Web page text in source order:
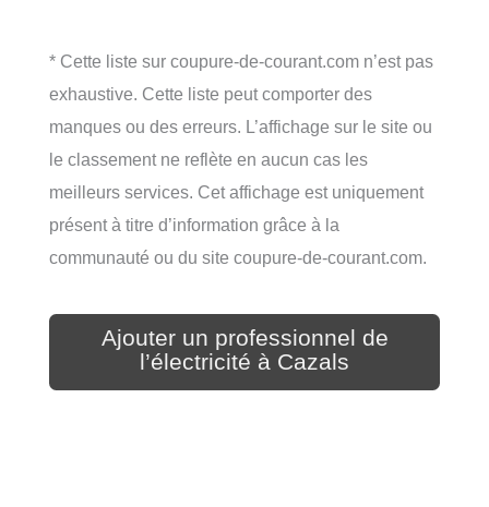
* Cette liste sur coupure-de-courant.com n’est pas
exhaustive. Cette liste peut comporter des
manques ou des erreurs. L’affichage sur le site ou
le classement ne reflète en aucun cas les
meilleurs services. Cet affichage est uniquement
présent à titre d’information grâce à la
communauté ou du site coupure-de-courant.com.
Ajouter un professionnel de
l’électricité à Cazals